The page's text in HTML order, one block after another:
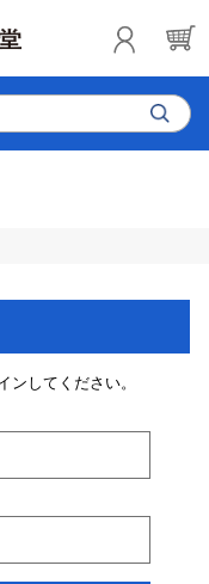
ンしてください。